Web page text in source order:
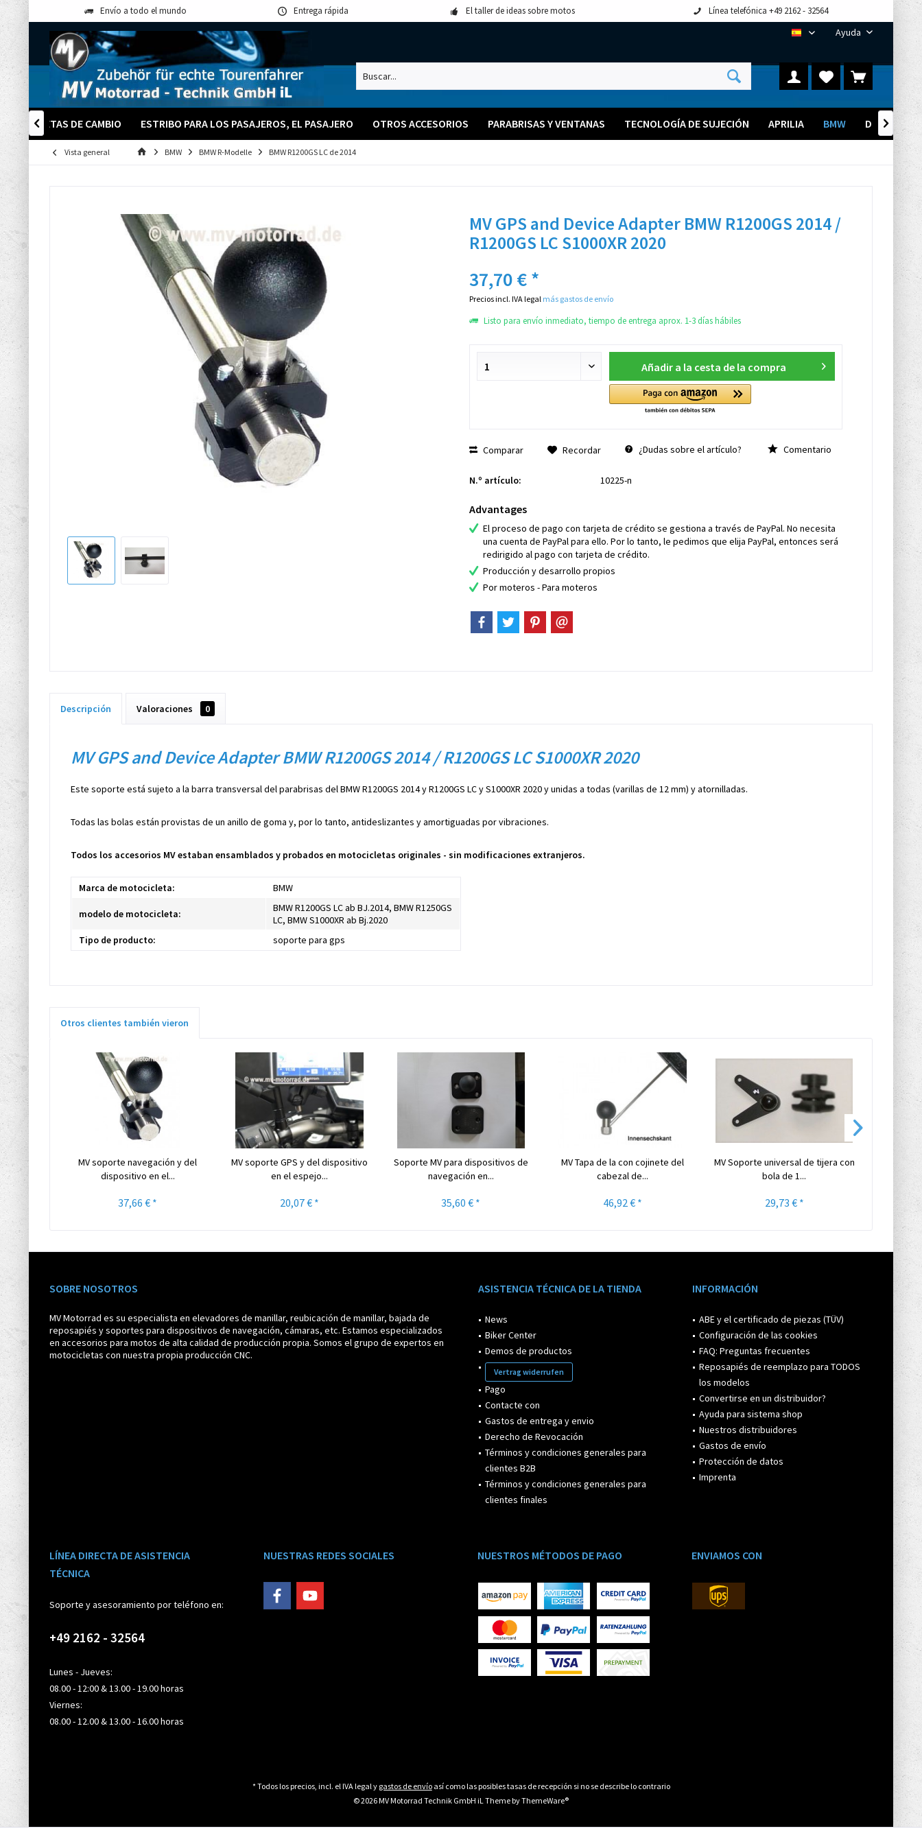
Envío a todo el mundo Entrega rápida El taller de ideas sobre motos Línea telefónica +49 2162 - 32564
ES Ayuda
PALETAS DE CAMBIO ESTRIBO PARA LOS PASAJEROS, EL PASAJERO OTROS ACCESORIOS PARABRISAS Y VENTANAS TECNOLOGÍA DE SUJECIÓN APRILIA BMW DUCATI
 
Vista general BMW BMW R-Modelle BMW R1200GS LC de 2014
MV GPS and Device Adapter BMW R1200GS 2014 /
R1200GS LC S1000XR 2020
37,70 € *
Precios incl. IVA legal más gastos de envío
Listo para envío inmediato, tiempo de entrega aprox. 1-3 días hábiles
Añadir a la cesta de la compra
Comparar Recordar ¿Dudas sobre el artículo? Comentario
N.º artículo: 10225-n
Advantages
El proceso de pago con tarjeta de crédito se gestiona a través de PayPal. No necesita
una cuenta de PayPal para ello. Por lo tanto, le pedimos que elija PayPal, entonces será
redirigido al pago con tarjeta de crédito.
Producción y desarrollo propios
Por moteros - Para moteros
Descripción Valoraciones 0
MV GPS and Device Adapter BMW R1200GS 2014 / R1200GS LC S1000XR 2020
Este soporte está sujeto a la barra transversal del parabrisas del BMW R1200GS 2014 y R1200GS LC y S1000XR 2020 y unidas a todas (varillas de 12 mm) y atornilladas.
Todas las bolas están provistas de un anillo de goma y, por lo tanto, antideslizantes y amortiguadas por vibraciones.
Todos los accesorios MV estaban ensamblados y probados en motocicletas originales - sin modificaciones extranjeros.
Marca de motocicleta: BMW
modelo de motocicleta:
BMW R1200GS LC ab BJ.2014, BMW R1250GS
LC, BMW S1000XR ab Bj.2020
Tipo de producto:
soporte para gps
Otros clientes también vieron
MV soporte navegación y del
dispositivo en el...
37,66 € *
MV soporte GPS y del dispositivo
en el espejo...
20,07 € *
Soporte MV para dispositivos de
navegación en...
35,60 € *
MV Tapa de la con cojinete del
cabezal de...
46,92 € *
MV Soporte universal de tijera con
bola de 1...
29,73 € *
SOBRE NOSOTROS
MV Motorrad es su especialista en elevadores de manillar, reubicación de manillar, bajada de
reposapiés y soportes para dispositivos de navegación, cámaras, etc. Estamos especializados
en accesorios para motos de alta calidad de producción propia. Somos el grupo de expertos en
motocicletas con nuestra propia producción CNC.
ASISTENCIA TÉCNICA DE LA TIENDA
News
Biker Center
Demos de productos
Vertrag widerrufen
Pago
Contacte con
Gastos de entrega y envio
Derecho de Revocación
Términos y condiciones generales para
clientes B2B
Términos y condiciones generales para
clientes finales
INFORMACIÓN
ABE y el certificado de piezas (TÜV)
Configuración de las cookies
FAQ: Preguntas frecuentes
Reposapiés de reemplazo para TODOS
los modelos
Convertirse en un distribuidor?
Ayuda para sistema shop
Nuestros distribuidores
Gastos de envío
Protección de datos
Imprenta
LÍNEA DIRECTA DE ASISTENCIA
TÉCNICA
Soporte y asesoramiento por teléfono en:
+49 2162 - 32564
Lunes - Jueves:
08.00 - 12:00 & 13.00 - 19.00 horas
Viernes:
08.00 - 12.00 & 13.00 - 16.00 horas
NUESTRAS REDES SOCIALES NUESTROS MÉTODOS DE PAGO ENVIAMOS CON
* Todos los precios, incl. el IVA legal y gastos de envíoasí como las posibles tasas de recepción si no se describe lo contrario
© 2026 MV Motorrad Technik GmbH iL Theme byThemeWare®